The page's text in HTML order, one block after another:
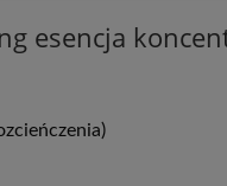
esencja